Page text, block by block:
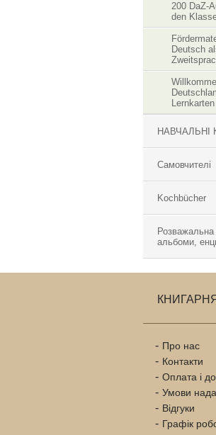
200 DaZ-
den
Deutsch
Lernkarten
НАВЧАЛЬНІ
Самовчителі
Kochbücher
Розважальна
альбоми,
КНИГАРНЯ
Про нас
Контакти
Оплата і
Умови
Відгуки
Графік